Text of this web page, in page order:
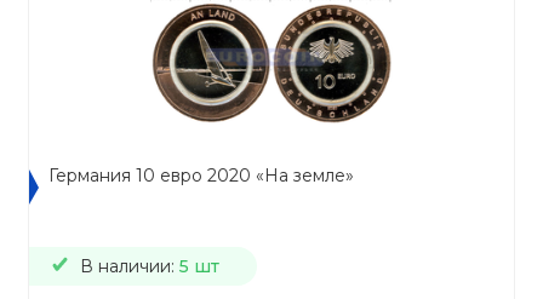
Германия 10 евро 2020 «На земле»
В наличии: 5 шт